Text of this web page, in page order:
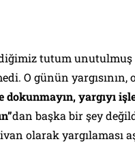
tutum unutulmuş
O günün yargısının,
dokunmayın, yargıyı
dan başka bir şey
olarak yargılaması